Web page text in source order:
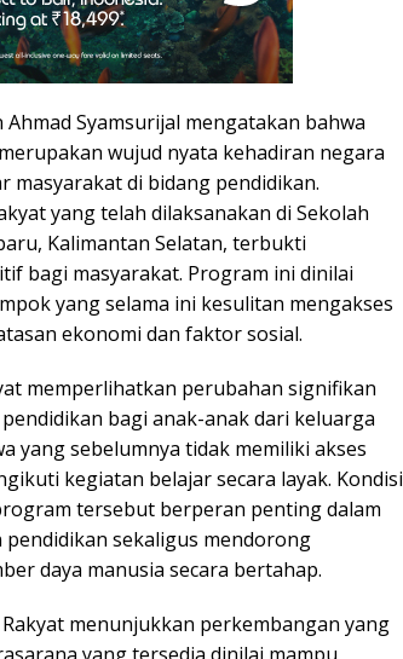
Ahmad Syamsurijal mengatakan bahwa
wujud nyata kehadiran negara
masyarakat di bidang pendidikan.
yang telah dilaksanakan di Sekolah
Kalimantan Selatan, terbukti
bagi masyarakat. Program ini dinilai
yang selama ini kesulitan mengakses
ekonomi dan faktor sosial.
memperlihatkan perubahan signifikan
bagi anak-anak dari keluarga
yang sebelumnya tidak memiliki akses
kegiatan belajar secara layak. Kondisi
tersebut berperan penting dalam
sekaligus mendorong
daya manusia secara bertahap.
menunjukkan perkembangan yang